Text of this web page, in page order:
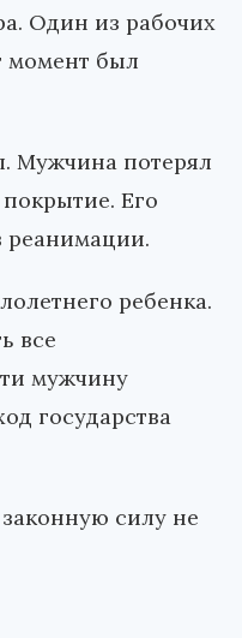
Один из рабочих
момент был
Мужчина потерял
Его
реанимации.
ребенка.
все
мужчину
государства
силу не